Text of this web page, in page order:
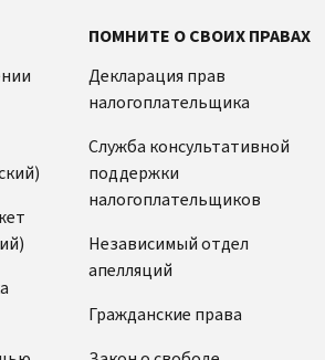
ПОМНИТЕ О СВОИХ ПРАВАХ
Декларация прав
налогоплательщика
Служба консультативной
поддержки
налогоплательщиков
Независимый отдел
апелляций
Гражданские права